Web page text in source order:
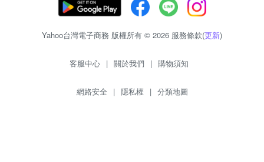
Yahoo台灣電子商務 版權所有 © 2026 服務條款(更新)
客服中心 | 關於我們 | 購物須知
網路安全 | 隱私權 | 分類地圖